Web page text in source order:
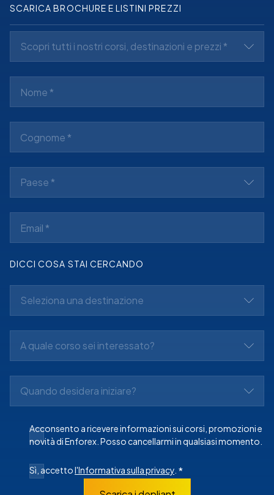
SCARICA BROCHURE E LISTINI PREZZI
Scopri tutti i nostri corsi, destinazioni e prezzi *
Paese *
DICCI COSA STAI CERCANDO
Seleziona una destinazione
A quale corso sei interessato?
Quando desidera iniziare?
Acconsento a ricevere informazioni sui corsi, promozioni e
novità di Enforex. Posso cancellarmi in qualsiasi momento.
Sì, accettol'Informativa sulla privacy *